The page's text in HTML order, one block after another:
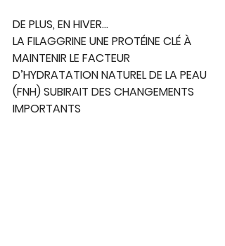
DE PLUS, EN HIVER…
LA FILAGGRINE UNE PROTÉINE CLÉ À
MAINTENIR LE FACTEUR
D’HYDRATATION NATUREL DE LA PEAU
(FNH) SUBIRAIT DES CHANGEMENTS
IMPORTANTS